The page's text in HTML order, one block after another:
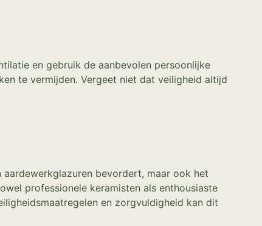
en gebruik de aanbevolen persoonlijke
te vermijden. Vergeet niet dat veiligheid altijd
aardewerkglazuren bevordert, maar ook het
professionele keramisten als enthousiaste
en zorgvuldigheid kan dit